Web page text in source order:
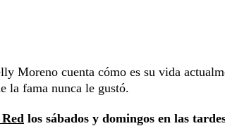
Moreno cuenta cómo es su vida
la fama nunca le gustó.
los sábados y domingos en las